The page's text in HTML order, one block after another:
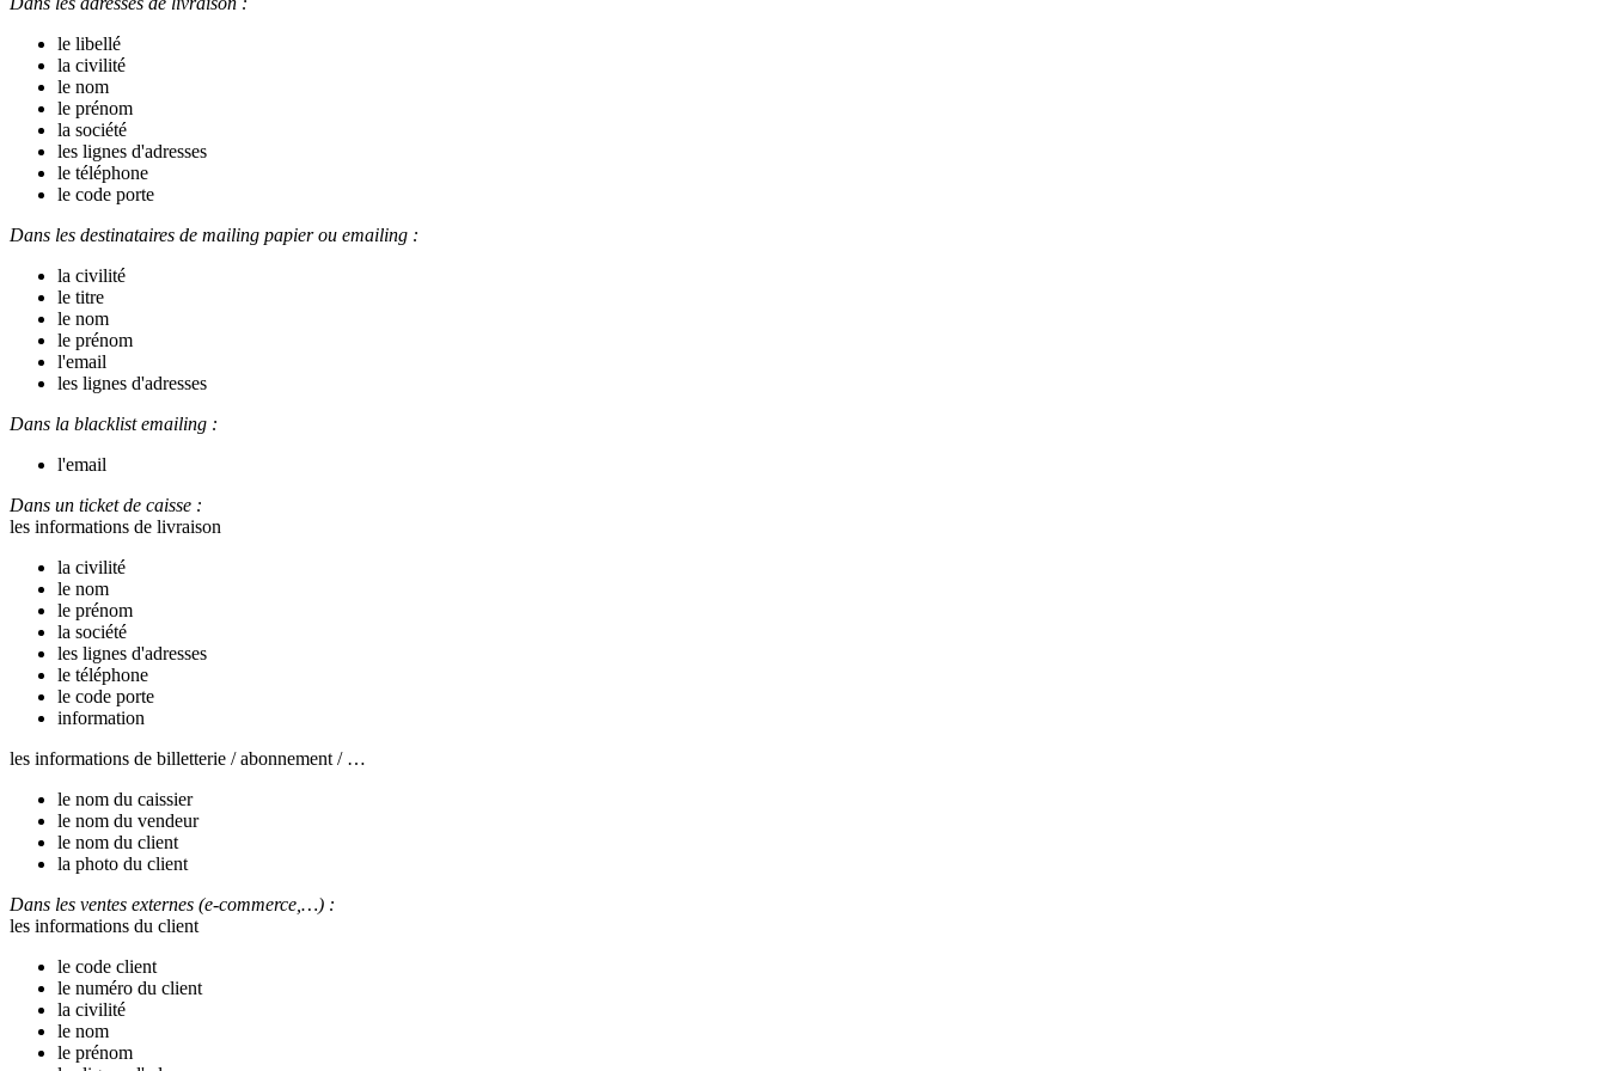
le libellé
la civilité
le nom
le prénom
la société
les lignes d'adresses
le téléphone
le code porte
Dans les destinataires de mailing papier ou emailing :
la civilité
le titre
le nom
le prénom
l'email
les lignes d'adresses
Dans la blacklist emailing :
l'email
Dans un ticket de caisse :
les informations de livraison
la civilité
le nom
le prénom
la société
les lignes d'adresses
le téléphone
le code porte
information
les informations de billetterie / abonnement / …
le nom du caissier
le nom du vendeur
le nom du client
la photo du client
Dans les ventes externes (e-commerce,…) :
les informations du client
le code client
le numéro du client
la civilité
le nom
le prénom